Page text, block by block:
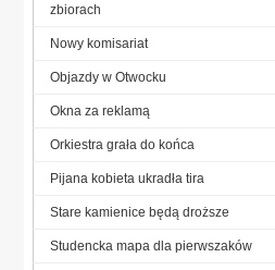
zbiorach
Nowy komisariat
Objazdy w Otwocku
Okna za reklamą
Orkiestra grała do końca
Pijana kobieta ukradła tira
Stare kamienice będą droższe
Studencka mapa dla pierwszaków